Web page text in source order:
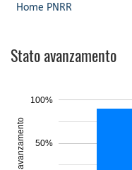
Home PNRR
Stato avanzamento
50%
100%
avanzamento